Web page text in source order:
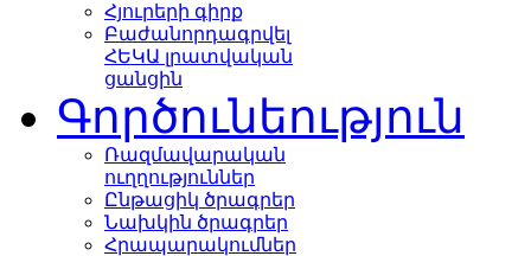
Հյուրերի գիրք
Բաժանորդագրվել
ՀԵԿԱ լրատվական
ցանցին
Գործունեություն
Ռազմավարական
ուղղություններ
Ընթացիկ ծրագրեր
Նախկին ծրագրեր
Հրապարակումներ